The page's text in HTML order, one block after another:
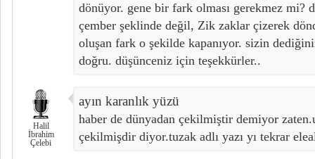
dönüyor. gene bir fark olması gerekmez mi?
çember şeklinde değil, Zik zaklar çizerek
oluşan fark o şekilde kapanıyor. sizin
doğru. düşünceniz için teşekkürler..
Halil
İbrahim
Çelebi
ayın karanlık yüzü
haber de dünyadan çekilmiştir demiyor
çekilmişdir diyor.tuzak adlı yazı yı tekrar